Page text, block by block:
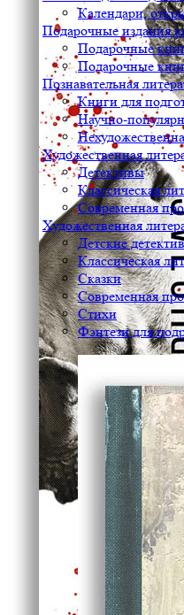
Календари,
Подарочные издания
Подарочные
Подарочные
Познавательная
Книги для
Научно-
Художественная
Детективы
Классическая
Современная
Художественная
Детские
Классическая
Сказки
Современная
Стихи
Фэнтези для